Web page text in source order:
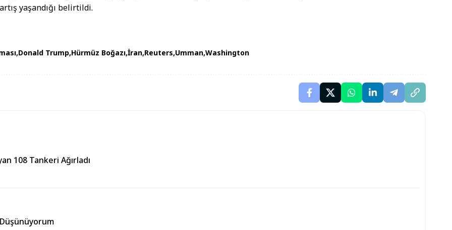
yaşandığı belirtildi.
Donald Trump Hürmüz Boğazı İran Reuters Umman Washington
108 Tankeri Ağırladı